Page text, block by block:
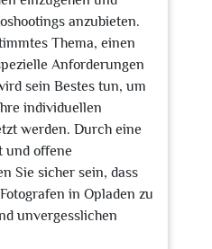
anzubieten.
Thema, einen
Anforderungen
sein Bestes tun, um
individuellen
werden. Durch eine
und offene
Sie sicher sein, dass
in Opladen zu
unvergesslichen